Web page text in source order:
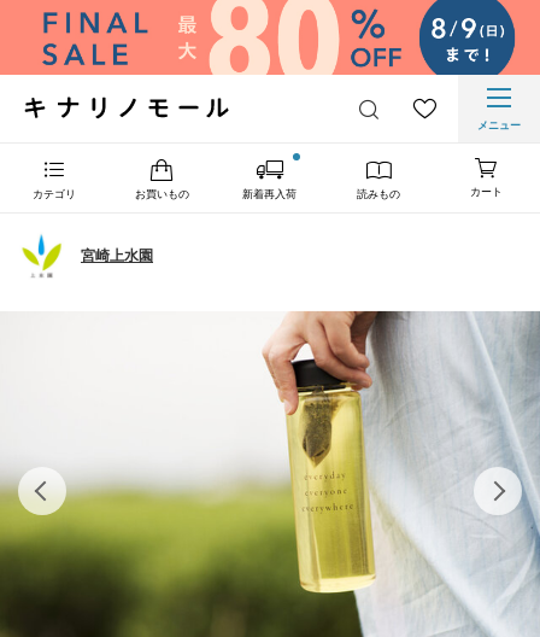
メニュー
カテゴリ お買いもの 新着再入荷 読みもの カート
宮崎上水園